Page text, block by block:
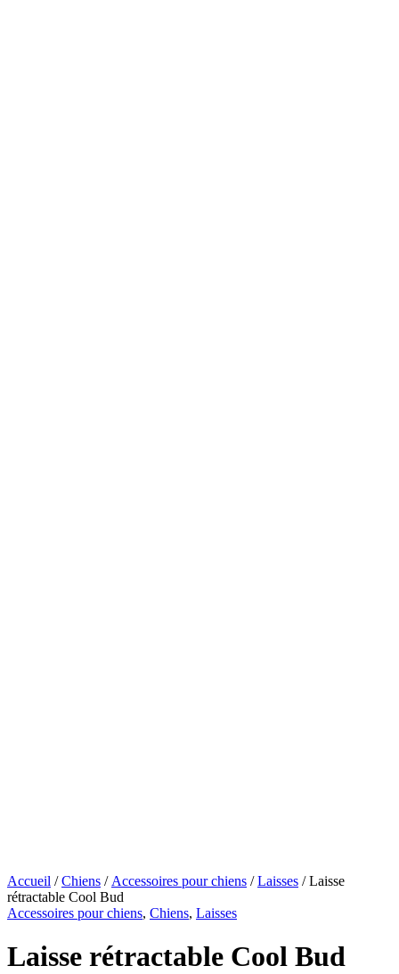
Accueil /Chiens / Accessoires pour chiens /Laisses / Laisse
rétractable Cool Bud
Accessoires pour chiens, Chiens, Laisses
Laisse rétractable Cool Bud